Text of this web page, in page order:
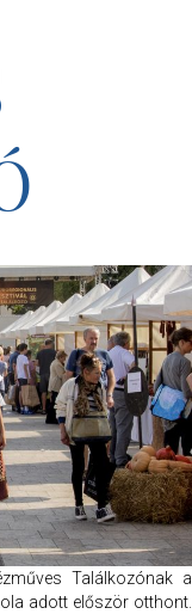
Találkozónak a
adott először otthont.